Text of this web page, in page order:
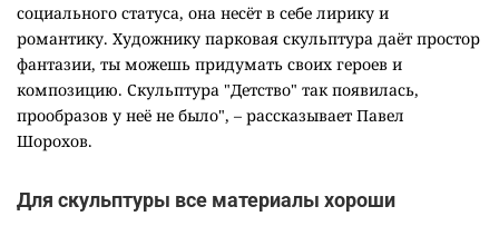
социального статуса, она несёт в себе лирику и
романтику. Художнику парковая скульптура даёт простор
фантазии, ты можешь придумать своих героев и
композицию. Скульптура "Детство" так появилась,
прообразов у неё не было", – рассказывает Павел
Шорохов.
Для скульптуры все материалы хороши